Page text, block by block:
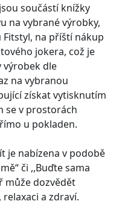
součástí knížky
na vybrané výrobky,
na příští nákup
jokera, což je
výrobek dle
na vybranou
získat vytisknutím
se v prostorách
u pokladen.
je nabízena v podobě
či ,,Buďte sama
může dozvědět
a zdraví.